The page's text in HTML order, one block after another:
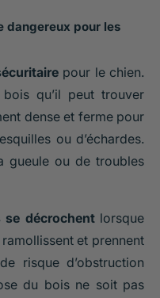
dangereux pour les
pour le chien.
qu’il peut trouver
dense et ferme pour
ou d’échardes.
gueule ou de troubles
décrochentlorsque
et prennent
risque d’obstruction
du bois ne soit pas